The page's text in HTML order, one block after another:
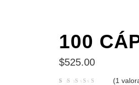
100
$525.00
(1